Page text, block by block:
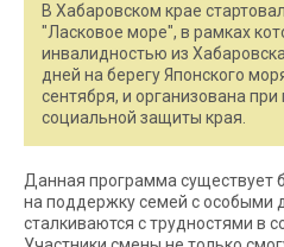
В Хабаровском крае
"Ласковое море", в рамках
инвалидностью из
дней на берегу Японского
сентября, и организована
социальной защиты края.
Данная программа существует
на поддержку семей с особыми
сталкиваются с трудностями в